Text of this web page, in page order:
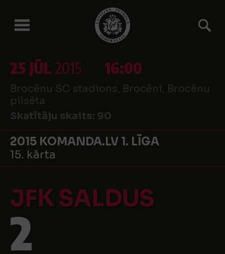
25 JŪL2015 16:00
Brocēnu SC stadions, Brocēni, Brocēnu
pilsēta
Skatītāju skaits: 90
2015 KOMANDA.LV 1. LĪGA
15. kārta
JFK SALDUS
2